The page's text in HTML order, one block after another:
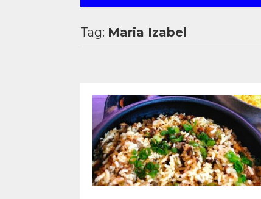
Tag: Maria Izabel